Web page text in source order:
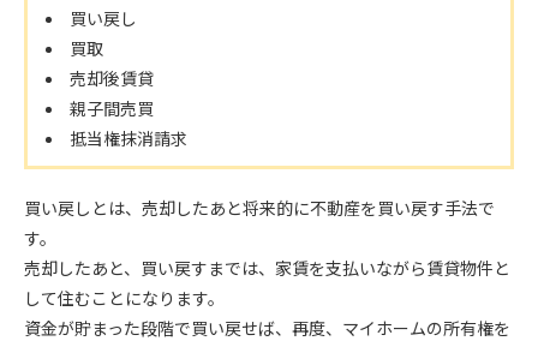
買い戻し
買取
売却後賃貸
親子間売買
抵当権抹消請求
買い戻しとは、売却したあと将来的に不動産を買い戻す手法で
す。
売却したあと、買い戻すまでは、家賃を支払いながら賃貸物件と
して住むことになります。
資金が貯まった段階で買い戻せば、再度、マイホームの所有権を